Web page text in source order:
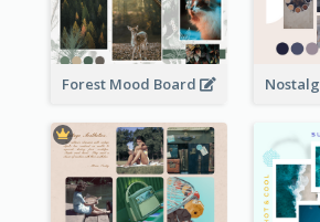
Forest Mood Board